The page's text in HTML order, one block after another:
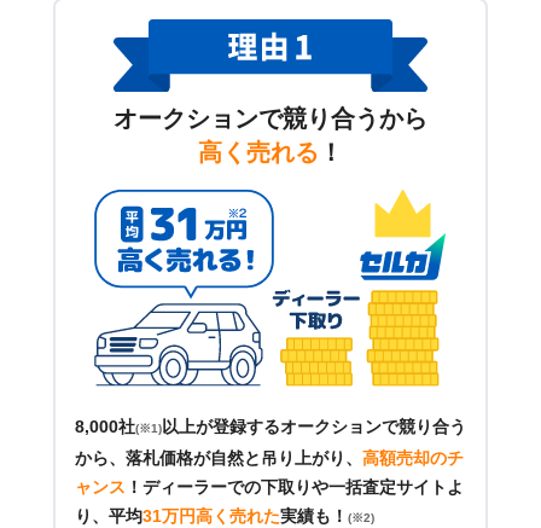
オークションで競り合うから
高く売れる ！
8,000社(※1) 以上が登録するオークションで競り合う
から、落札価格が自然と吊り上がり、 高額売却のチ
ャンス ！ ディーラーでの下取りや一括査定サイトよ
り、平均31万円高く売れた実績も！ (※2)